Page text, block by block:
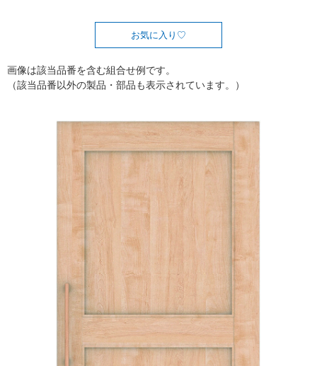
お気に入り
画像は該当品番を含む組合せ例です。
（該当品番以外の製品・部品も表示されています。）